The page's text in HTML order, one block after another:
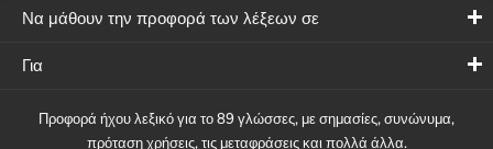
Να μάθουν την προφορά των λέξεων σε
Για
Προφορά ήχου λεξικό για το 89 γλώσσες, με σημασίες, συνώνυμα,
πρόταση χρήσεις, τις μεταφράσεις και πολλά άλλα.